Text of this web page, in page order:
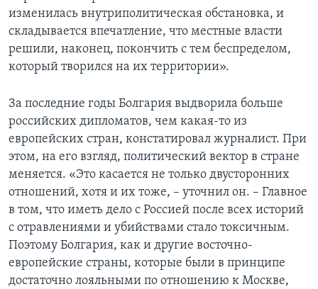
изменилась внутриполитическая обстановка, и
складывается впечатление, что местные власти
решили, наконец, покончить с тем беспределом,
который творился на их территории».
За последние годы Болгария выдворила больше
российских дипломатов, чем какая-то из
европейских стран, констатировал журналист. При
этом, на его взгляд, политический вектор в стране
меняется. «Это касается не только двусторонних
отношений, хотя и их тоже, – уточнил он. – Главное
в том, что иметь дело с Россией после всех историй
с отравлениями и убийствами стало токсичным.
Поэтому Болгария, как и другие восточно-
европейские страны, которые были в принципе
достаточно лояльными по отношению к Москве,